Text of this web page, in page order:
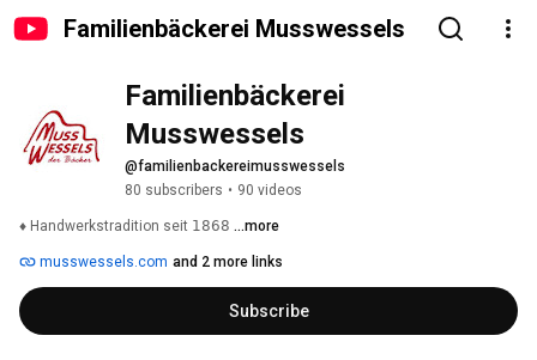
Familienbäckerei Musswessels
Familienbäckerei
Musswessels
@familienbackereimusswessels
80 subscribers • 90 videos
♦️ Handwerkstradition seit 𝟣𝟪𝟨𝟪 ...more
musswessels.com and 2 more links
Subscribe